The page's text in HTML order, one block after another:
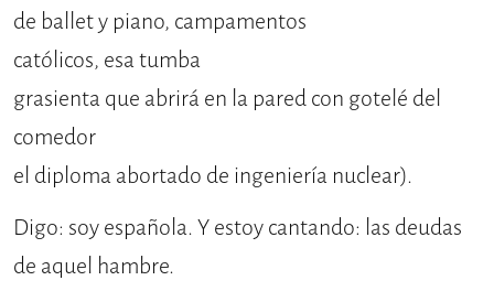
de ballet y piano, campamentos
católicos, esa tumba
grasienta que abrirá en la pared con gotelé del
comedor
el diploma abortado de ingeniería nuclear).
Digo: soy española. Y estoy cantando: las deudas
de aquel hambre.